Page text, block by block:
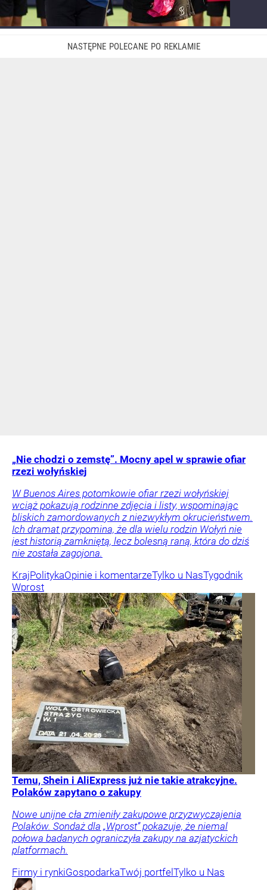
„Nie chodzi o zemstę”. Mocny apel w sprawie ofiar
rzezi wołyńskiej
W Buenos Aires potomkowie ofiar rzezi wołyńskiej
wciąż pokazują rodzinne zdjęcia i listy, wspominając
bliskich zamordowanych z niezwykłym okrucieństwem.
Ich dramat przypomina, że dla wielu rodzin Wołyń nie
jest historią zamkniętą, lecz bolesną raną, która do dziś
nie została zagojona.
KrajPolitykaOpinie i komentarzeTylko u NasTygodnik
Wprost
Temu, Shein i AliExpress już nie takie atrakcyjne.
Polaków zapytano o zakupy
Nowe unijne cła zmieniły zakupowe przyzwyczajenia
Polaków. Sondaż dla „Wprost” pokazuje, że niemal
połowa badanych ograniczyła zakupy na azjatyckich
platformach.
Firmy i rynkiGospodarkaTwój portfel Tylko u Nas